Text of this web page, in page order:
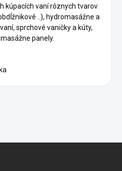
kúpacích vaní rôznych tvarov
..), hydromasážne a
sprchové vaničky a kúty,
panely.